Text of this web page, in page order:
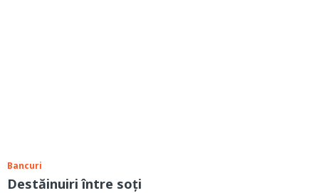
Bancuri
Destăinuiri între soți